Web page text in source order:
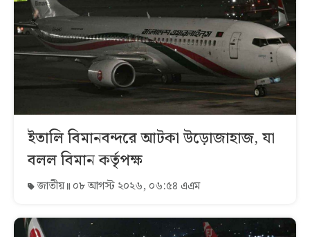
ইতালি বিমানবন্দরে আটকা উড়োজাহাজ, যা
বলল বিমান কর্তৃপক্ষ
জাতীয় ০৮ আগস্ট ২০২৬, ০৬:৫৪ এএম